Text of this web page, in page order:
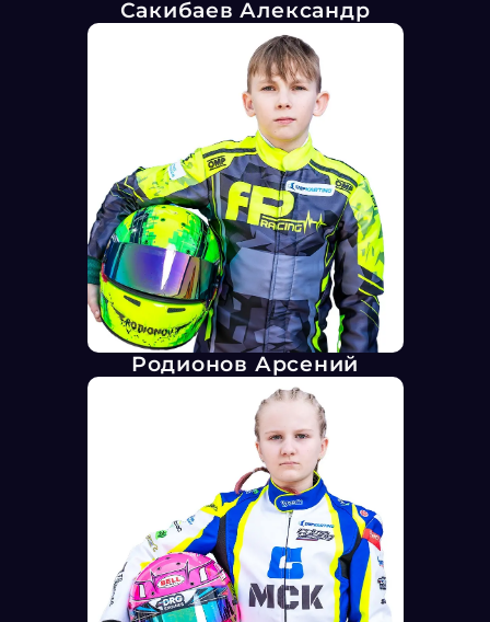
Сакибаев Александр
Родионов Арсений